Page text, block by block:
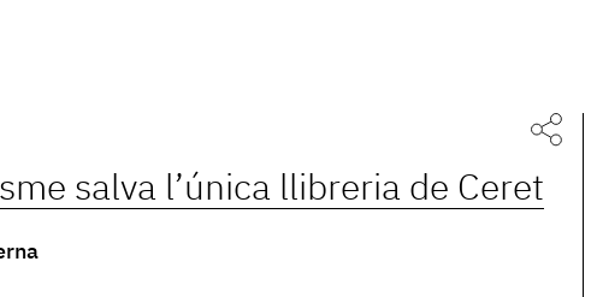
salva l’única llibreria de Ceret